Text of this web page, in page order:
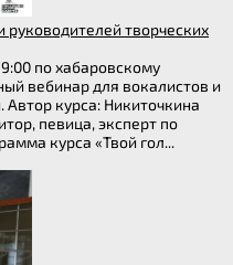
руководителей творческих
по хабаровскому
вебинар для вокалистов и
Автор курса: Никиточкина
певица, эксперт по
курса «Твой гол...